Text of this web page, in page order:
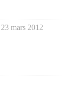
23 mars 2012